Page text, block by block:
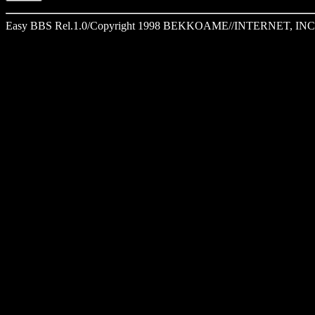
Easy BBS Rel.1.0/Copyright 1998 BEKKOAME//INTERNET,